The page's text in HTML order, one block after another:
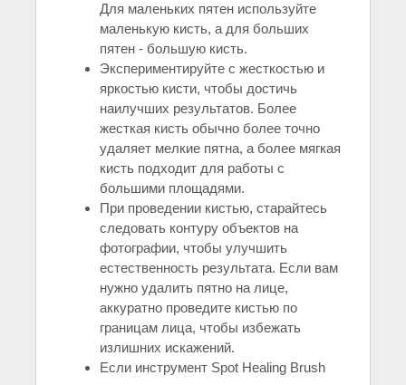
Для маленьких пятен используйте
маленькую кисть, а для больших
пятен - большую кисть.
Экспериментируйте с жесткостью и
яркостью кисти, чтобы достичь
наилучших результатов. Более
жесткая кисть обычно более точно
удаляет мелкие пятна, а более мягкая
кисть подходит для работы с
большими площадями.
При проведении кистью, старайтесь
следовать контуру объектов на
фотографии, чтобы улучшить
естественность результата. Если вам
нужно удалить пятно на лице,
аккуратно проведите кистью по
границам лица, чтобы избежать
излишних искажений.
Если инструмент Spot Healing Brush